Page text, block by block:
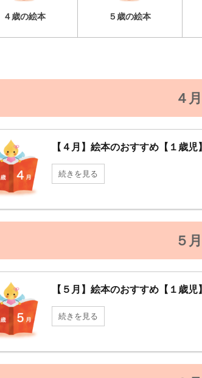
４歳の絵本 ５歳の絵本
４月
【４月】絵本のおすすめ【１歳児】
続きを見る
５月
【５月】絵本のおすすめ【１歳児】
続きを見る